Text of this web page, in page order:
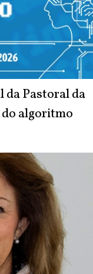
da Pastoral da
algoritmo